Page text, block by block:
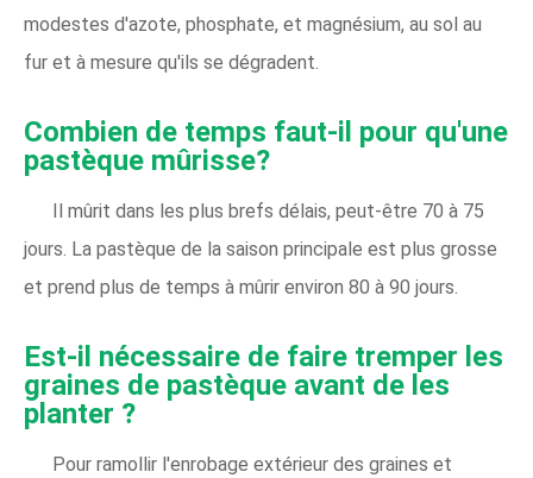
modestes d'azote, phosphate, et magnésium, au sol au
fur et à mesure qu'ils se dégradent.
Combien de temps faut-il pour qu'une
pastèque mûrisse?
Il mûrit dans les plus brefs délais, peut-être 70 à 75
jours. La pastèque de la saison principale est plus grosse
et prend plus de temps à mûrir environ 80 à 90 jours.
Est-il nécessaire de faire tremper les
graines de pastèque avant de les
planter ?
Pour ramollir l'enrobage extérieur des graines et